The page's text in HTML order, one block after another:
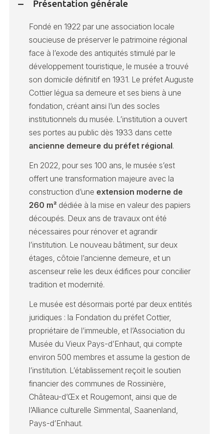
Présentation générale
Fondé en 1922 par une association locale
soucieuse de préserver le patrimoine régional
face à l’exode des antiquités stimulé par le
développement touristique, le musée a trouvé
son domicile définitif en 1931. Le préfet Auguste
Cottier légua sa demeure et ses biens à une
fondation, créant ainsi l’un des socles
institutionnels du musée. L’institution a ouvert
ses portes au public dès 1933 dans cette
ancienne demeure du préfet régional.
En 2022, pour ses 100 ans, le musée s’est
offert une transformation majeure avec la
construction d’une extension moderne de
260 m² dédiée à la mise en valeur des papiers
découpés. Deux ans de travaux ont été
nécessaires pour rénover et agrandir
l’institution. Le nouveau bâtiment, sur deux
étages, côtoie l’ancienne demeure, et un
ascenseur relie les deux édifices pour concilier
tradition et modernité.
Le musée est désormais porté par deux entités
juridiques : la Fondation du préfet Cottier,
propriétaire de l’immeuble, et l’Association du
Musée du Vieux Pays-d’Enhaut, qui compte
environ 500 membres et assume la gestion de
l’institution. L’établissement reçoit le soutien
financier des communes de Rossinière,
Château-d’Œx et Rougemont, ainsi que de
l’Alliance culturelle Simmental, Saanenland,
Pays-d’Enhaut.